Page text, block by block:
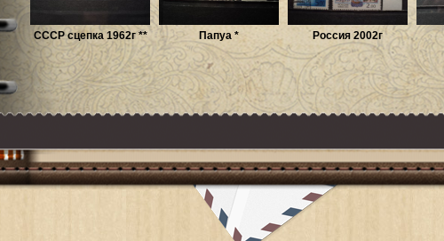
СССР сцепка 1962г ** Папуа * Россия 2002г